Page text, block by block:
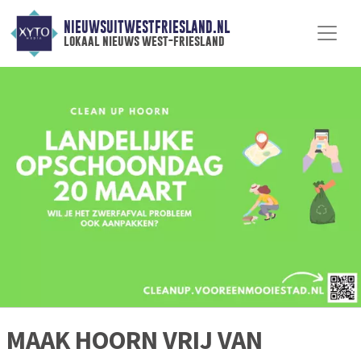
NIEUWSUITWESTFRIESLAND.NL
lokaal nieuws west-friesland
MAAK HOORN VRIJ VAN